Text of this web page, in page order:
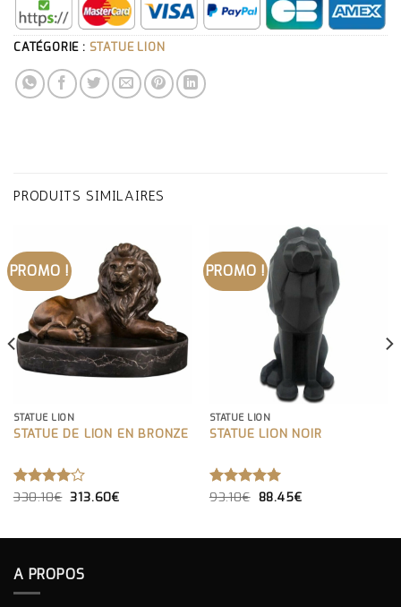
CATÉGORIE : STATUE LION
PRODUITS SIMILAIRES
PROMO !
STATUE LION
STATUE DE LION EN BRONZE
NOTE
330.10€ LE
330.10€.
313.60€LE
313.60€.
PROMO !
STATUE LION
STATUE LION NOIR
NOTE 5.00
93.10€ LE
93.10€.
88.45€LE
88.45€.
A PROPOS